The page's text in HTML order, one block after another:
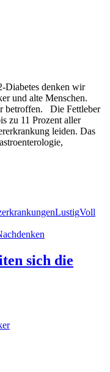
Diabetes denken wir
und alte Menschen.
betroffen. Die Fettleber
zu 11 Prozent aller
leiden. Das
LustigVoll
sich die